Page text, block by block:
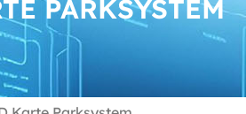
PARKSYSTEM